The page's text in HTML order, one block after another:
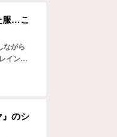
服…こ
ながら
インウ
のシ